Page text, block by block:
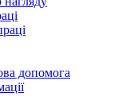
допомога